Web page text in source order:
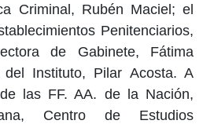
Criminal, Rubén Maciel; el
Penitenciarios,
de Gabinete, Fátima
Instituto, Pilar Acosta. A
las FF. AA. de la Nación,
Centro de Estudios